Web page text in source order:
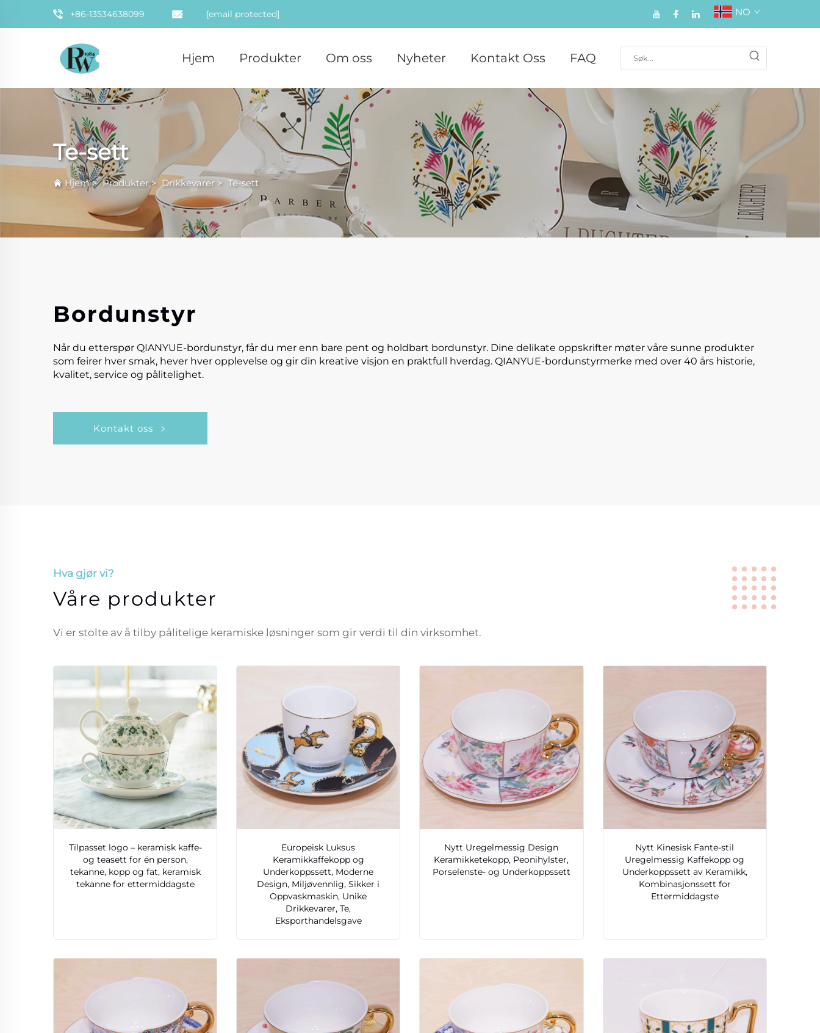
+86-13534638099 [email protected] NO
Hjem Produkter Om oss Nyheter Kontakt Oss FAQ
Te-sett
Hjem>Produkter>Drikkevarer > Te-sett
Bordunstyr
Når du etterspør QIANYUE-bordunstyr, får du mer enn bare pent og holdbart bordunstyr. Dine delikate oppskrifter møter våre sunne produkter
som feirer hver smak, hever hver opplevelse og gir din kreative visjon en praktfull hverdag. QIANYUE-bordunstyrmerke med over 40 års historie,
kvalitet, service og pålitelighet.
Kontakt oss
Hva gjør vi?
Våre produkter
Vi er stolte av å tilby pålitelige keramiske løsninger som gir verdi til din virksomhet.
Tilpasset logo – keramisk kaffe-
og teasett for én person,
tekanne, kopp og fat, keramisk
tekanne for ettermiddagste
Europeisk Luksus
Keramikkaffekopp og
Underkoppssett, Moderne
Design, Miljøvennlig, Sikker i
Oppvaskmaskin, Unike
Drikkevarer, Te,
Eksporthandelsgave
Nytt Uregelmessig Design
Keramikketekopp, Peonihylster,
Porselenste- og Underkoppssett
Nytt Kinesisk Fante-stil
Uregelmessig Kaffekopp og
Underkoppssett av Keramikk,
Kombinasjonssett for
Ettermiddagste